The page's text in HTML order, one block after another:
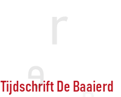
Tijdschrift De Baaierd